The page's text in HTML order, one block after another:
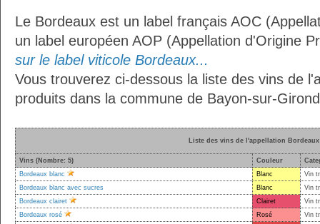
Le Bordeaux est un label français AOC
un label européen AOP (Appellation d'Origine
sur le label viticole Bordeaux...
Vous trouverez ci-dessous la liste des vins de
produits dans la commune de Bayon-sur-
Liste des vins de l'appellation Bordeaux
Vins (Nombre: 5) Couleur
Bordeaux blanc
Blanc
Vin
Bordeaux blanc avec sucres
Blanc
Vin
Bordeaux clairet
Clairet
Vin
Bordeaux rosé
Rosé
Vin